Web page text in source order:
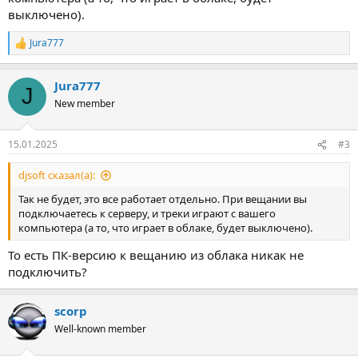
выключено).
Р
е
к
и
Jura777
J Jura777
New member
15.01.2025 #3
djsoft сказал(а):
Так не будет, это все работает отдельно. При вещании вы
подключаетесь к серверу, и треки играют с вашего
компьютера (а то, что играет в облаке, будет выключено).
То есть ПК-версию к вещанию из облака никак не
подключить?
scorp
Well-known member